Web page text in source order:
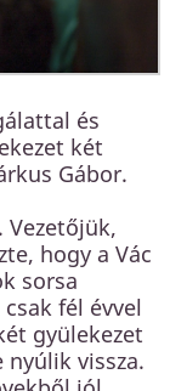
és
két
Gábor.
hogy a Vác
sorsa
fél évvel
gyülekezet
vissza.